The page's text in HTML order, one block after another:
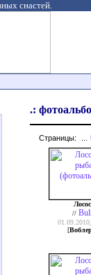
снастей.
.:
Страницы:
//
[